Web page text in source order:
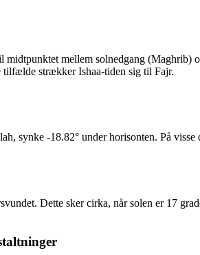
midtpunktet mellem solnedgang
tilfælde strækker Ishaa-tiden sig til Fajr.
synke -18.82° under horisonten. På
Dette sker cirka, når solen er 17